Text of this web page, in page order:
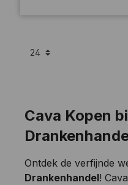
Cava Kopen
Ontdek de verfijnde
Drankenhandel!